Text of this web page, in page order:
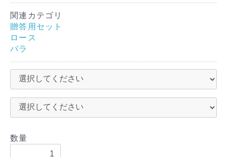
関連カテゴリ
贈答用セット
ロース
バラ
数量